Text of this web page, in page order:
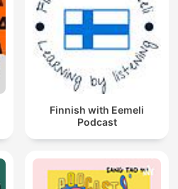
Finnish with Eemeli
Podcast